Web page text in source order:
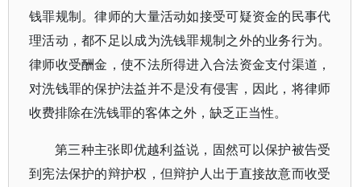
钱罪规制。律师的大量活动如接受可疑资金的民事代
理活动，都不足以成为洗钱罪规制之外的业务行为。
律师收受酬金，使不法所得进入合法资金支付渠道，
对洗钱罪的保护法益并不是没有侵害，因此，将律师
收费排除在洗钱罪的客体之外，缺乏正当性。
第三种主张即优越利益说，固然可以保护被告受
到宪法保护的辩护权，但辩护人出于直接故意而收受